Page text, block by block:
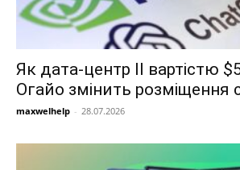
Як дата-центр ІІ вартістю
Огайо змінить розміщення
maxwelhelp - 28.07.2026